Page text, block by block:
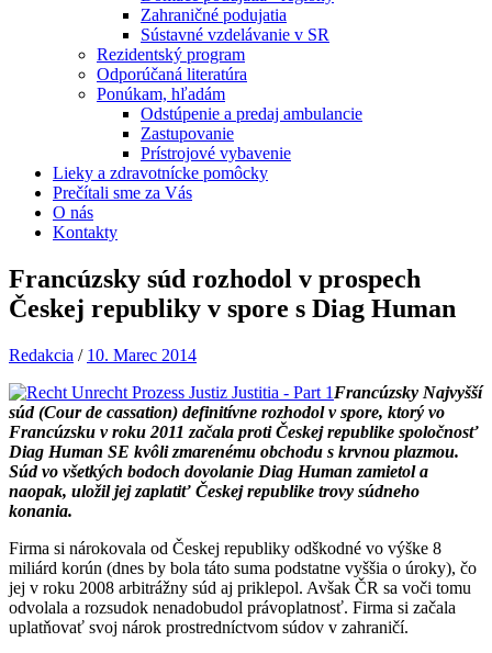
Zahraničné podujatia
Sústavné vzdelávanie v SR
Rezidentský program
Odporúčaná literatúra
Ponúkam, hľadám
Odstúpenie a predaj ambulancie
Zastupovanie
Prístrojové vybavenie
Lieky a zdravotnícke pomôcky
Prečítali sme za Vás
O nás
Kontakty
Francúzsky súd rozhodol v prospech
Českej republiky v spore s Diag Human
Redakcia / 10. Marec 2014
Francúzsky Najvyšší
súd (Cour de cassation) definitívne rozhodol v spore, ktorý vo
Francúzsku v roku 2011 začala proti Českej republike spoločnosť
Diag Human SE kvôli zmarenému obchodu s krvnou plazmou.
Súd vo všetkých bodoch dovolanie Diag Human zamietol a
naopak, uložil jej zaplatiť Českej republike trovy súdneho
konania.
Firma si nárokovala od Českej republiky odškodné vo výške 8
miliárd korún (dnes by bola táto suma podstatne vyššia o úroky), čo
jej v roku 2008 arbitrážny súd aj priklepol. Avšak ČR sa voči tomu
odvolala a rozsudok nenadobudol právoplatnosť. Firma si začala
uplatňovať svoj nárok prostredníctvom súdov v zahraničí.